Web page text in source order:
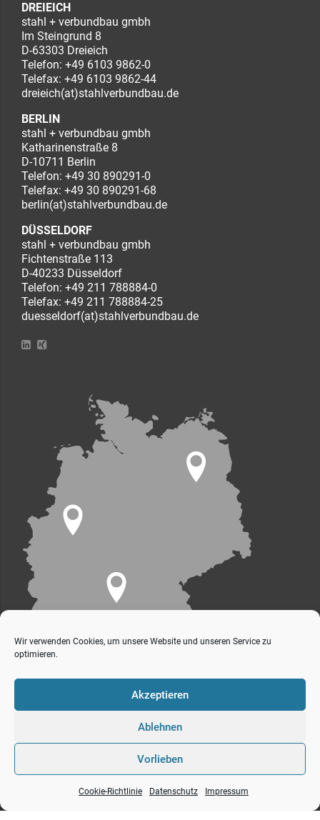
Wir verwenden Cookies, um unsere Website und unseren Service zu
optimieren.
Akzeptieren
Ablehnen
Vorlieben
Cookie-Richtlinie Datenschutz Impressum
DREIEICH
stahl + verbundbau gmbh
Im Steingrund 8
D-63303 Dreieich
Telefon: +49 6103 9862-0
Telefax: +49 6103 9862-44
dreieich(at)stahlverbundbau.de
BERLIN
stahl + verbundbau gmbh
Katharinenstraße 8
D-10711 Berlin
Telefon: +49 30 890291-0
Telefax: +49 30 890291-68
berlin(at)stahlverbundbau.de
DÜSSELDORF
stahl + verbundbau gmbh
Fichtenstraße 113
D-40233 Düsseldorf
Telefon: +49 211 788884-0
Telefax: +49 211 788884-25
duesseldorf(at)stahlverbundbau.de
s+v Gesellschaft für industrielles bauen mbH